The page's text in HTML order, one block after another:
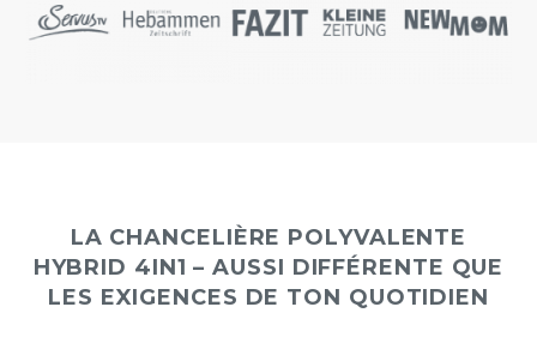
LA CHANCELIÈRE POLYVALENTE
HYBRID 4IN1 – AUSSI DIFFÉRENTE QUE
LES EXIGENCES DE TON QUOTIDIEN